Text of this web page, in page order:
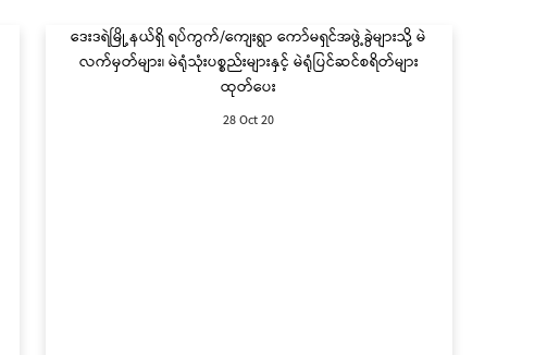
ဒေးဒရဲမြို့နယ်ရှိ ရပ်ကွက်/ကျေးရွာ ကော်မရှင်အဖွဲ့ခွဲများသို့ မဲ
လက်မှတ်များ၊ မဲရုံသုံးပစ္စည်းများနှင့် မဲရုံပြင်ဆင်စရိတ်များ
ထုတ်ပေး
28 Oct 20